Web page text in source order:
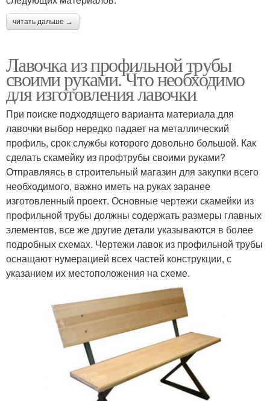
читать дальше →
Лавочка из профильной трубы
своими руками. Что необходимо
для изготовления лавочки
При поиске подходящего варианта материала для
лавочки выбор нередко падает на металлический
профиль, срок службы которого довольно большой. Как
сделать скамейку из профтрубы своими руками?
Отправляясь в строительный магазин для закупки всего
необходимого, важно иметь на руках заранее
изготовленный проект. Основные чертежи скамейки из
профильной трубы должны содержать размеры главных
элементов, все же другие детали указываются в более
подробных схемах. Чертежи лавок из профильной трубы
оснащают нумерацией всех частей конструкции, с
указанием их местоположения на схеме.